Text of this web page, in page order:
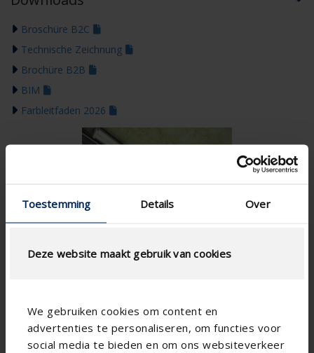
Toestemming Details Over
Deze website maakt gebruik van cookies
We gebruiken cookies om content en
advertenties te personaliseren, om functies voor
social media te bieden en om ons websiteverkeer
Broschüre B2C
Technische Zeichnung
Brochüre B2B
BIM
Farbleitfaden 2026